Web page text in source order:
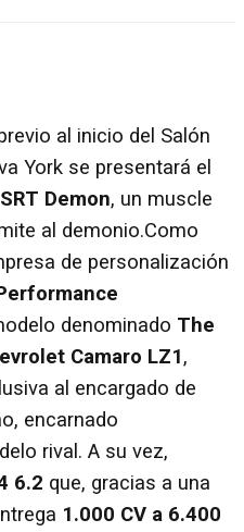
al inicio del Salón
York se presentará el
Demon, un muscle
al demonio.Como
de personalización
denominado The
Camaro LZ1,
al encargado de
encarnado
rival. A su vez,
6.2 que, gracias a una
1.000 CV a 6.400